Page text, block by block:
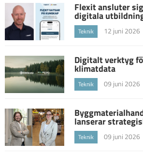
Flexit ansluter
digitala
Teknik 12 juni 2026
Digitalt verktyg
klimatdata
Teknik 09 juni 2026
lanserar
Teknik 09 juni 2026